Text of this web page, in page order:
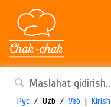
Рус / Uzb / Узб | Kirish